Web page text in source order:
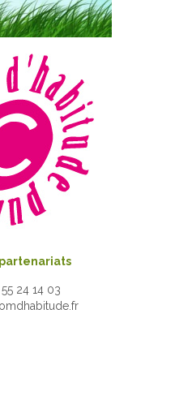
24 14 03